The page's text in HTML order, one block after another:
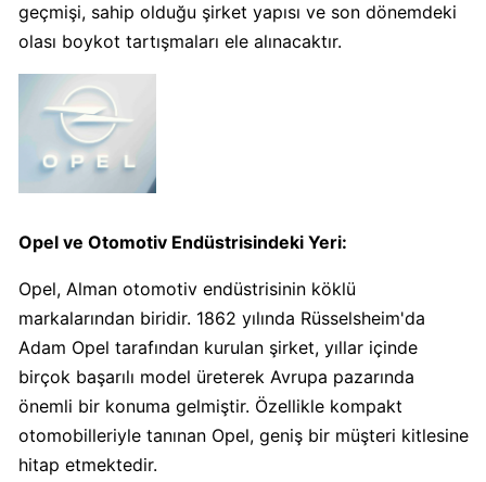
Algida
Boykot
Algida
Kimin
Sahibi
Kimin?
Burger
Boykot
mu?
Burger
King
Kimin
Sahibi
Kim?
geçmişi, sahip olduğu şirket yapısı ve son dönemdeki
olası boykot tartışmaları ele alınacaktır.
Opel ve Otomotiv Endüstrisindeki Yeri:
Opel, Alman otomotiv endüstrisinin köklü
markalarından biridir. 1862 yılında Rüsselsheim'da
Adam Opel tarafından kurulan şirket, yıllar içinde
birçok başarılı model üreterek Avrupa pazarında
önemli bir konuma gelmiştir. Özellikle kompakt
otomobilleriyle tanınan Opel, geniş bir müşteri kitlesine
hitap etmektedir.